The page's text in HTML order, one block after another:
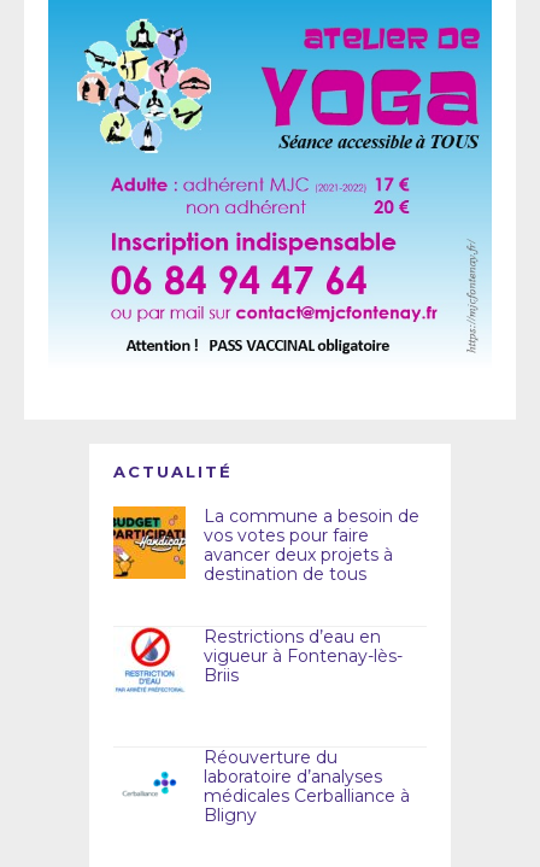
ACTUALITÉ
La commune a besoin de
vos votes pour faire
avancer deux projets à
destination de tous
Restrictions d’eau en
vigueur à Fontenay-lès-
Briis
Réouverture du
laboratoire d’analyses
médicales Cerballiance à
Bligny